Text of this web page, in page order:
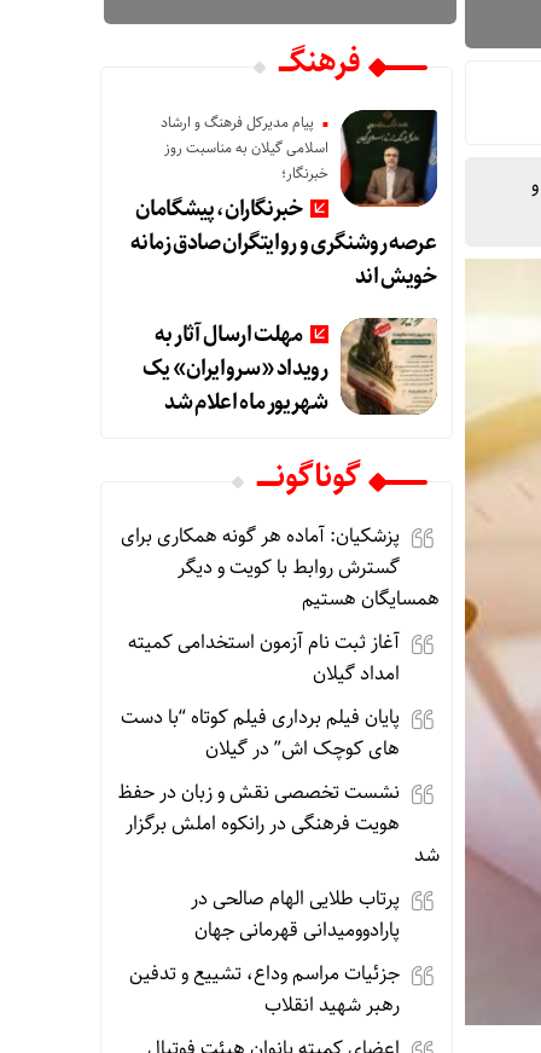
۱۳ است و
فرهنگـــ
پیام مدیرکل فرهنگ و ارشاد
اسلامی گیلان به مناسبت روز
خبرنگار؛
خبرنگاران، پیشگامان
عرصه روشنگری و روایتگران صادق زمانه
خویش‌ اند
مهلت ارسال آثار به
رویداد «سروایران» یک
شهریور ماه اعلام شد
گوناگونـــــ
پزشکیان: آماده هر گونه همکاری برای
گسترش روابط با کویت و دیگر
همسایگان هستیم
آغاز ثبت نام آزمون استخدامی کمیته
امداد گیلان
پایان فیلم برداری فیلم کوتاه “با دست
های کوچک اش” در گیلان
نشست تخصصی نقش و زبان در حفظ
هویت فرهنگی در رانکوه املش برگزار
شد
پرتاب طلایی الهام صالحی در
پارادوومیدانی قهرمانی جهان
جزئیات مراسم وداع، تشییع و تدفین
رهبر شهید انقلاب